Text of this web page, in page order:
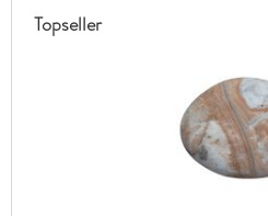
Topseller